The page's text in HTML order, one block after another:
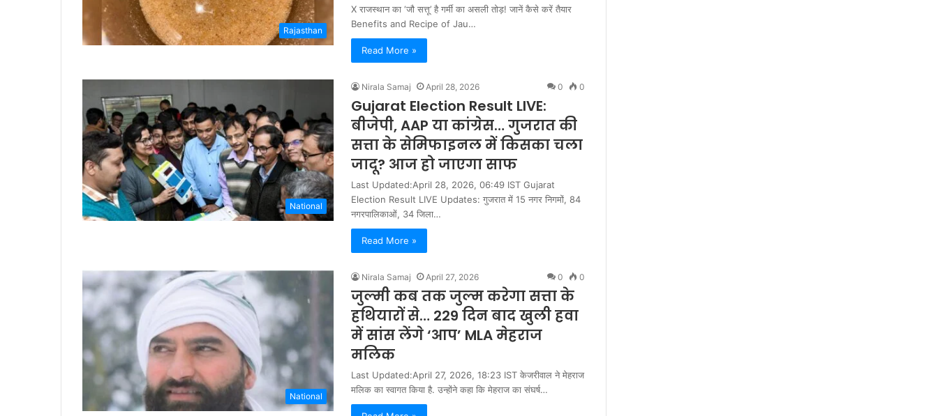
Rajasthan
X राजस्थान का ‘जौ सत्तू’ है गर्मी का असली तोड़! जानें कैसे करें तैयार
Benefits and Recipe of Jau…
Read More »
National
Nirala Samaj April 28, 2026 0 0
Gujarat Election Result LIVE:
बीजेपी, AAP या कांग्रेस… गुजरात की
सत्ता के सेमिफाइनल में किसका चला
जादू? आज हो जाएगा साफ
Last Updated:April 28, 2026, 06:49 IST Gujarat
Election Result LIVE Updates: गुजरात में 15 नगर निगमों, 84
नगरपालिकाओं, 34 जिला…
Read More »
National
Nirala Samaj April 27, 2026 0 0
जुल्मी कब तक जुल्म करेगा सत्ता के
हथियारों से… 229 दिन बाद खुली हवा
में सांस लेंगे ‘आप’ MLA मेहराज
मलिक
Last Updated:April 27, 2026, 18:23 IST केजरीवाल ने मेहराज
मलिक का स्वागत किया है. उन्होंने कहा कि मेहराज का संघर्ष…